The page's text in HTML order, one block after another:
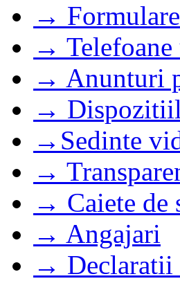
→
→ Telefoane
→ Anunturi
→
→Sedinte
→
→ Caiete de
→ Angajari
→ Declaratii